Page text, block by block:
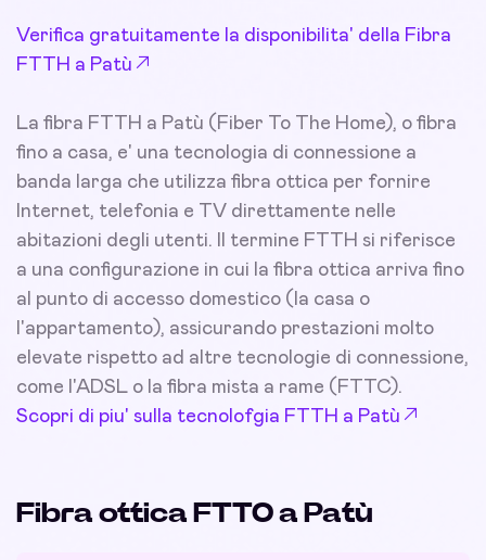
Verifica gratuitamente la disponibilita' della Fibra
FTTH a Patù
La fibra FTTH a Patù (Fiber To The Home), o fibra
fino a casa, e' una tecnologia di connessione a
banda larga che utilizza fibra ottica per fornire
Internet, telefonia e TV direttamente nelle
abitazioni degli utenti. Il termine FTTH si riferisce
a una configurazione in cui la fibra ottica arriva fino
al punto di accesso domestico (la casa o
l'appartamento), assicurando prestazioni molto
elevate rispetto ad altre tecnologie di connessione,
come l'ADSL o la fibra mista a rame (FTTC).
Scopri di piu' sulla tecnolofgia FTTH a Patù
Fibra ottica FTTO a Patù